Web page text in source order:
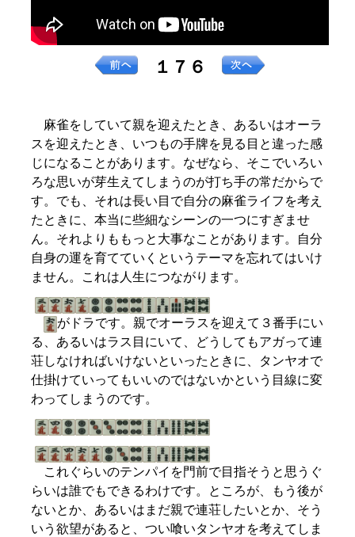
１７６
麻雀をしていて親を迎えたとき、あるいはオーラ
スを迎えたとき、いつもの手牌を見る目と違った感
じになることがあります。なぜなら、そこでいろい
ろな思いが芽生えてしまうのが打ち手の常だからで
す。でも、それは長い目で自分の麻雀ライフを考え
たときに、本当に些細なシーンの一つにすぎませ
ん。それよりももっと大事なことがあります。自分
自身の運を育てていくというテーマを忘れてはいけ
ません。これは人生につながります。
がドラです。親でオーラスを迎えて３番手にい
る、あるいはラス目にいて、どうしてもアガって連
荘しなければいけないといったときに、タンヤオで
仕掛けていってもいいのではないかという目線に変
わってしまうのです。
これぐらいのテンパイを門前で目指そうと思うぐ
らいは誰でもできるわけです。ところが、もう後が
ないとか、あるいはまだ親で連荘したいとか、そう
いう欲望があると、つい喰いタンヤオを考えてしま